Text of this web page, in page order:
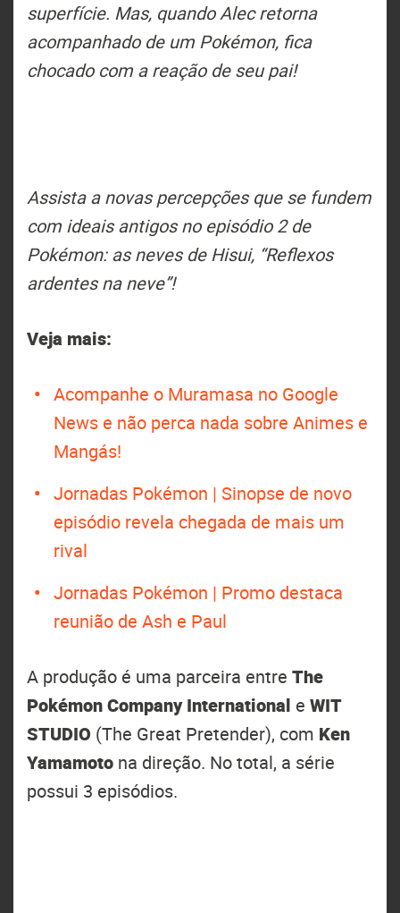
superfície. Mas, quando Alec retorna
acompanhado de um Pokémon, fica
chocado com a reação de seu pai!
Assista a novas percepções que se fundem
com ideais antigos no episódio 2 de
Pokémon: as neves de Hisui, “Reflexos
ardentes na neve”!
Veja mais:
Acompanhe o Muramasa no Google
News e não perca nada sobre Animes e
Mangás!
Jornadas Pokémon | Sinopse de novo
episódio revela chegada de mais um
rival
Jornadas Pokémon | Promo destaca
reunião de Ash e Paul
A produção é uma parceira entre The
Pokémon Company International e WIT
STUDIO (The Great Pretender), com Ken
Yamamoto na direção. No total, a série
possui 3 episódios.